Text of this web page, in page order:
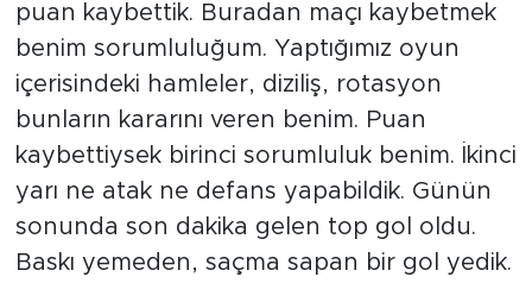
puan kaybettik. Buradan maçı kaybetmek
benim sorumluluğum. Yaptığımız oyun
içerisindeki hamleler, diziliş, rotasyon
bunların kararını veren benim. Puan
kaybettiysek birinci sorumluluk benim. İkinci
yarı ne atak ne defans yapabildik. Günün
sonunda son dakika gelen top gol oldu.
Baskı yemeden, saçma sapan bir gol yedik.